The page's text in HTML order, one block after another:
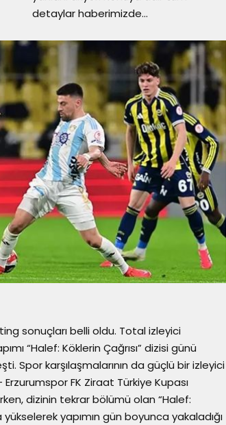
detaylar haberimizde...
sonuçları belli oldu. Total izleyici
“Halef: Köklerin Çağrısı” dizisi günü
Spor karşılaşmalarının da güçlü bir izleyici
FK Ziraat Türkiye Kupası
dizinin tekrar bölümü olan “Halef:
yapımın gün boyunca yakaladığı